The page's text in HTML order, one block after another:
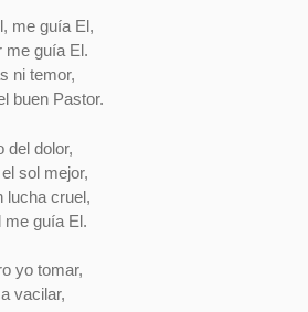
me guía El,
me guía El.
ni temor,
buen Pastor.
del dolor,
sol mejor,
lucha cruel,
me guía El.
yo tomar,
vacilar,